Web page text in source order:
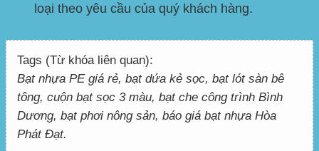
loại theo yêu cầu của quý khách hàng.
Tags (Từ khóa liên quan):
Bạt nhựa PE giá rẻ, bạt dứa kẻ sọc, bạt lót sàn bê
tông, cuộn bạt sọc 3 màu, bạt che công trình Bình
Dương, bạt phơi nông sản, báo giá bạt nhựa Hòa
Phát Đạt.